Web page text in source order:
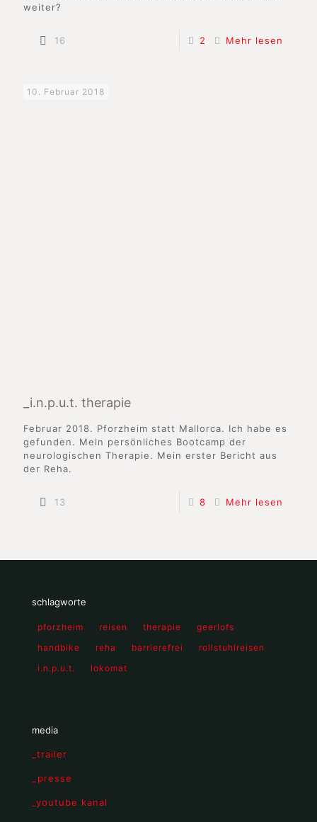
weiter?
16 2 Mehr lesen
10. Februar 2018
_i.n.p.u.t. therapie
Februar 2018. Pforzheim statt Mallorca. Ich habe es
gefunden. Mein persönliches Bootcamp der
neurologischen Therapie. Mein erster Bericht aus
der Reha.
13 8 Mehr lesen
schlagworte
pforzheim reisen therapie
geerlofs
handbike
reha barrierefrei
rollstuhlreisen
i.n.p.u.t.
lokomat
media
_trailer
_presse
_youtube kanal